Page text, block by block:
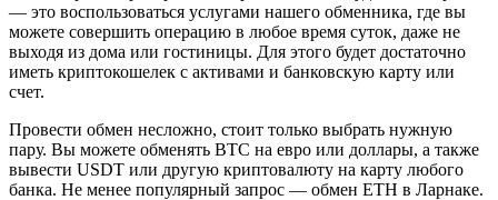
— это воспользоваться услугами нашего обменника, где вы
можете совершить операцию в любое время суток, даже не
выходя из дома или гостиницы. Для этого будет достаточно
иметь криптокошелек с активами и банковскую карту или
счет.
Провести обмен несложно, стоит только выбрать нужную
пару. Вы можете обменять BTC на евро или доллары, а также
вывести USDT или другую криптовалюту на карту любого
банка. Не менее популярный запрос — обмен ETH в Ларнаке.